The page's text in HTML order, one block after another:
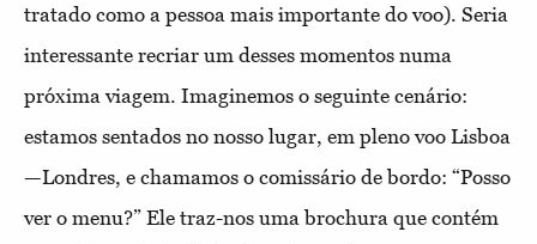
tratado como a pessoa mais importante do voo). Seria
interessante recriar um desses momentos numa
próxima viagem. Imaginemos o seguinte cenário:
estamos sentados no nosso lugar, em pleno voo Lisboa
—Londres, e chamamos o comissário de bordo: “Posso
ver o menu?” Ele traz-nos uma brochura que contém